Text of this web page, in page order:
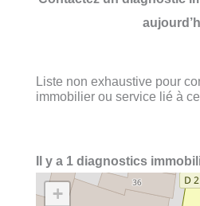
Liste non exhaustive pour
immobilier ou service lié à
Il y a 1 diagnostics
+